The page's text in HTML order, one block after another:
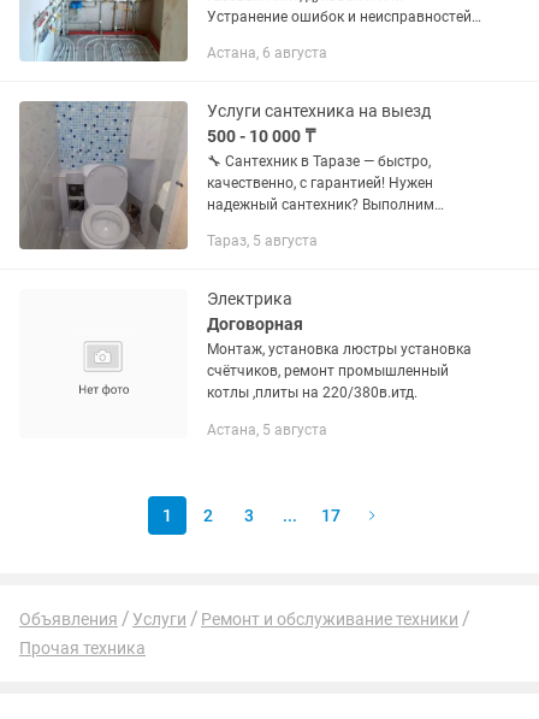
Устранение ошибок и неисправностей
отопительных систем и котельного
Астана, 6 августа
Услуги сантехника на выезд
500 - 10 000 ₸
🔧 Сантехник в Таразе — быстро,
качественно, с гарантией! Нужен
надежный сантехник? Выполним
аккуратно и по доступным ценам!
систем...
Тараз, 5 августа
Электрика
Договорная
Монтаж, установка люстры установка
счётчиков, ремонт промышленный
котлы ,плиты на 220/380в.итд.
Астана, 5 августа
1 2 3 ... 17
Объявления Услуги
Ремонт и обслуживание техники
Прочая техника